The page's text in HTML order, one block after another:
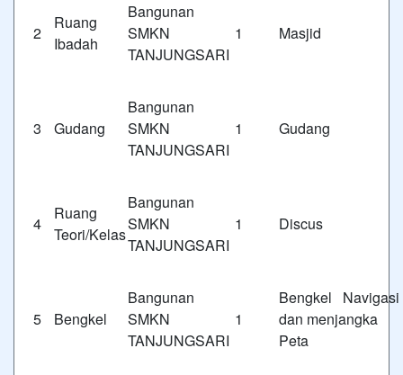
2
Ruang
Ibadah
Bangunan
SMKN 1
TANJUNGSARI
Masjid
3 Gudang
Bangunan
SMKN 1
TANJUNGSARI
Gudang
4
Ruang
Teori/Kelas
Bangunan
SMKN 1
TANJUNGSARI
Discus
5 Bengkel
Bangunan
SMKN 1
TANJUNGSARI
Bengkel
dan menjangka
Peta